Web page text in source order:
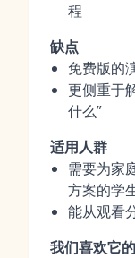
程
缺点
免费版的
更侧重于
什么”
适用人群
需要为家
方案的学
能从观看
我们喜欢它